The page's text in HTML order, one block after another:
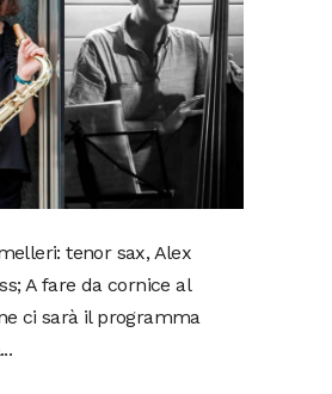
tenor sax, Alex
A fare da cornice al
ci sarà il programma